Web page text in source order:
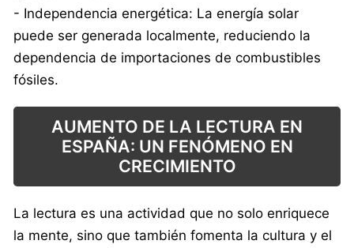
- Independencia energética: La energía solar
puede ser generada localmente, reduciendo la
dependencia de importaciones de combustibles
fósiles.
AUMENTO DE LA LECTURA EN
ESPAÑA: UN FENÓMENO EN
CRECIMIENTO
La lectura es una actividad que no solo enriquece
la mente, sino que también fomenta la cultura y el